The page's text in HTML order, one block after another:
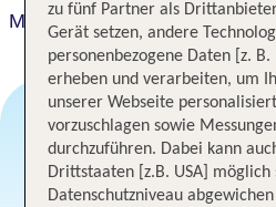
More Than Accommodation
zu fünf Partner als
Gerät setzen, andere
personenbezogene Daten [z.
erheben und verarbeiten, um
unserer Webseite
vorzuschlagen sowie
durchzuführen. Dabei kann
Drittstaaten [z.B. USA] möglich
Datenschutzniveau